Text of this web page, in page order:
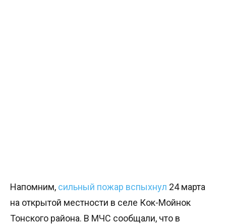
Напомним, сильный пожар вспыхнул 24 марта
на открытой местности в селе Кок-Мойнок
Тонского района. В МЧС сообщали, что в